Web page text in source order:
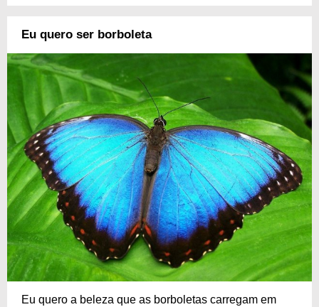
Eu quero ser borboleta
Eu quero a beleza que as borboletas carregam em